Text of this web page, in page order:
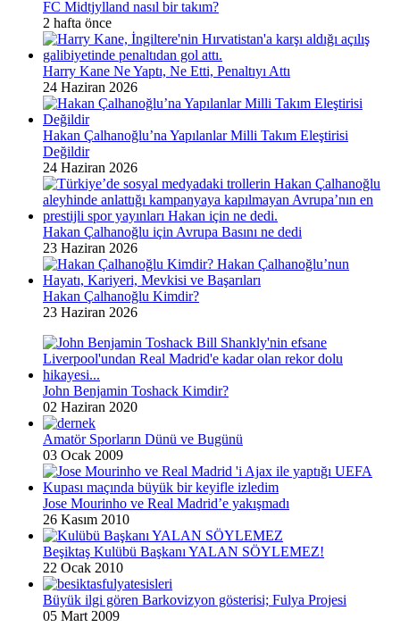
FC Midtjylland nasıl bir takım?
2 hafta önce
Harry Kane Ne Yaptı, Ne Etti, Penaltıyı Attı
24 Haziran 2026
Hakan Çalhanoğlu’na Yapılanlar Milli Takım Eleştirisi
Değildir
24 Haziran 2026
Hakan Çalhanoğlu için Avrupa Basını ne dedi
23 Haziran 2026
Hakan Çalhanoğlu Kimdir?
23 Haziran 2026
John Benjamin Toshack Kimdir?
02 Haziran 2020
Amatör Sporların Dünü ve Bugünü
03 Ocak 2009
Jose Mourinho ve Real Madrid’e yakışmadı
26 Kasım 2010
Beşiktaş Kulübü Başkanı YALAN SÖYLEMEZ!
22 Ocak 2010
Büyük ilgi gören Barkovizyon gösterisi; Fulya Projesi
05 Mart 2009